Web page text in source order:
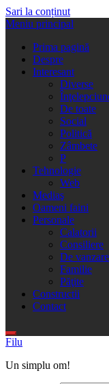
Sari la conținut
Meniu principal
Prima pagină
Despre
Interesant
Diverse
De toate
Social
Politică
Zâmbete
P
Tehnologie
Web
Mediaş
Oameni faini
Personale
Calatorii
Consiliere
De vanzare
Familie
Păţite
Constructii
Contact
Filu
Un simplu om!